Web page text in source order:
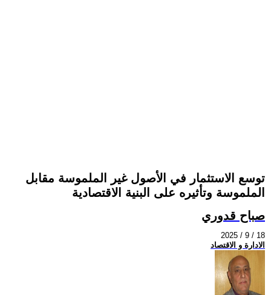
توسع الاستثمار في الأصول غير الملموسة مقابل
الملموسة وتأثيره على البنية الاقتصادية
صباح قدوري
2025 / 9 / 18
الادارة و الاقتصاد